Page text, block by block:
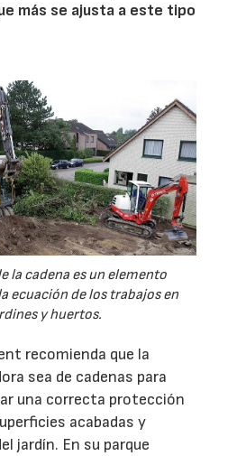
más se ajusta a este tipo
la cadena es un elemento
ecuación de los trabajos en
y huertos.
recomienda que la
sea de cadenas para
una correcta protección
acabadas y
jardín. En su parque